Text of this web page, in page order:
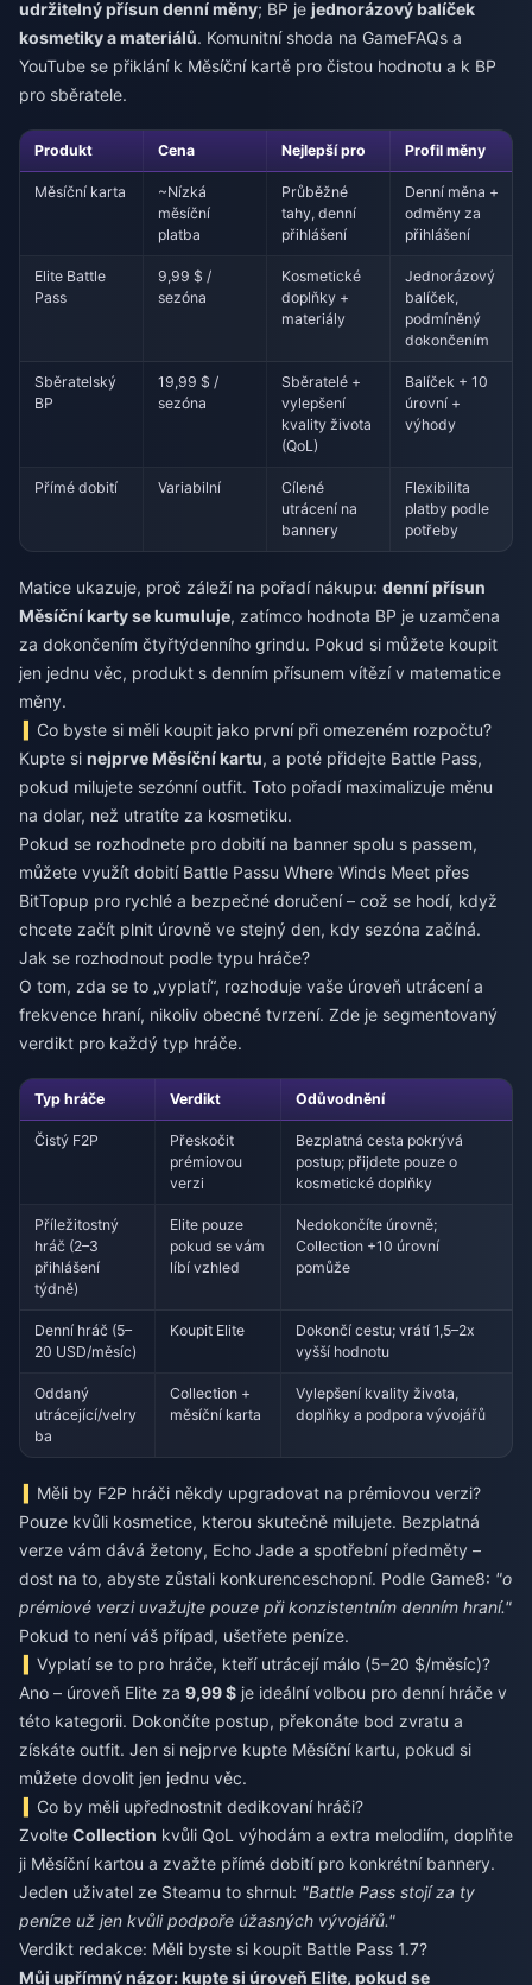
udržitelný přísun denní měny; BP je jednorázový balíček
kosmetiky a materiálů. Komunitní shoda na GameFAQs a
YouTube se přiklání k Měsíční kartě pro čistou hodnotu a k BP
pro sběratele.
Produkt Cena Nejlepší pro Profil měny
Měsíční karta
~Nízká
měsíční
platba
Průběžné
tahy, denní
přihlášení
Denní měna +
odměny za
přihlášení
Elite Battle
Pass
9,99 $ /
sezóna
Kosmetické
doplňky +
materiály
Jednorázový
balíček,
podmíněný
dokončením
Sběratelský
BP
19,99 $ /
sezóna
Sběratelé +
vylepšení
kvality života
(QoL)
Balíček + 10
úrovní +
výhody
Přímé dobití Variabilní
Cílené
utrácení na
bannery
Flexibilita
platby podle
potřeby
Matice ukazuje, proč záleží na pořadí nákupu: denní přísun
Měsíční karty se kumuluje, zatímco hodnota BP je uzamčena
za dokončením čtyřtýdenního grindu. Pokud si můžete koupit
jen jednu věc, produkt s denním přísunem vítězí v matematice
měny.
Co byste si měli koupit jako první při omezeném rozpočtu?
Kupte si nejprve Měsíční kartu, a poté přidejte Battle Pass,
pokud milujete sezónní outfit. Toto pořadí maximalizuje měnu
na dolar, než utratíte za kosmetiku.
Pokud se rozhodnete pro dobití na banner spolu s passem,
můžete využít dobití Battle Passu Where Winds Meet přes
BitTopup pro rychlé a bezpečné doručení – což se hodí, když
chcete začít plnit úrovně ve stejný den, kdy sezóna začíná.
Jak se rozhodnout podle typu hráče?
O tom, zda se to „vyplatí“, rozhoduje vaše úroveň utrácení a
frekvence hraní, nikoliv obecné tvrzení. Zde je segmentovaný
verdikt pro každý typ hráče.
Typ hráče Verdikt Odůvodnění
Čistý F2P
Přeskočit
prémiovou
verzi
Bezplatná cesta pokrývá
postup; přijdete pouze o
kosmetické doplňky
Příležitostný
hráč (2–3
přihlášení
týdně)
Elite pouze
pokud se vám
líbí vzhled
Nedokončíte úrovně;
Collection +10 úrovní
pomůže
Denní hráč (5–
20 USD/měsíc)
Koupit Elite
Dokončí cestu; vrátí 1,5–2x
vyšší hodnotu
Oddaný
utrácející/velry
ba
Collection +
měsíční karta
Vylepšení kvality života,
doplňky a podpora vývojářů
Měli by F2P hráči někdy upgradovat na prémiovou verzi?
Pouze kvůli kosmetice, kterou skutečně milujete. Bezplatná
verze vám dává žetony, Echo Jade a spotřební předměty –
dost na to, abyste zůstali konkurenceschopní. Podle Game8: "o
prémiové verzi uvažujte pouze při konzistentním denním hraní."
Pokud to není váš případ, ušetřete peníze.
Vyplatí se to pro hráče, kteří utrácejí málo (5–20 $/měsíc)?
Ano – úroveň Elite za 9,99 $ je ideální volbou pro denní hráče v
této kategorii. Dokončíte postup, překonáte bod zvratu a
získáte outfit. Jen si nejprve kupte Měsíční kartu, pokud si
můžete dovolit jen jednu věc.
Co by měli upřednostnit dedikovaní hráči?
Zvolte Collection kvůli QoL výhodám a extra melodiím, doplňte
ji Měsíční kartou a zvažte přímé dobití pro konkrétní bannery.
Jeden uživatel ze Steamu to shrnul: "Battle Pass stojí za ty
peníze už jen kvůli podpoře úžasných vývojářů."
Verdikt redakce: Měli byste si koupit Battle Pass 1.7?
Můj upřímný názor: kupte si úroveň Elite, pokud se